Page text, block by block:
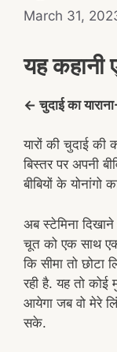
March 31,
यह कहानी
← चुदाई का
यारों की चुदाई
बिस्तर पर अपनी
बीबियों के योनांगो
अब स्टेमिना दिखाने
चूत को एक साथ
कि सीमा तो छोटा
रही है. यह तो कोई
आयेगा जब वो मेरे
सके.